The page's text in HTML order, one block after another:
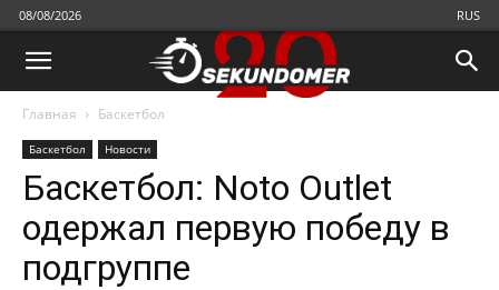
08/08/2026 RUS
Главная Бaскетбол
Бaскетбол Новости
Баскетбол: Noto Outlet
одержал первую победу в
подгруппе